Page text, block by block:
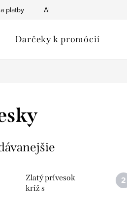
platby Ako nakupovať
Darčeky k promócií
Zlatý prívesok
kríž s